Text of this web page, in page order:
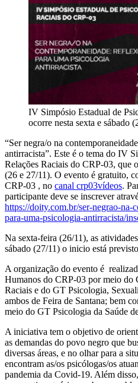
IV Simpósio Estadual de
ocorre nesta sexta e sábado
“Ser negra/o na
antirracista”. Este é o tema do IV
Relações Raciais do CRP-03, que
(26 e 27/11). O evento é gratuito,
CRP-03 , no canal crp03vídeos.
participante deve se inscrever
https://doity.com.br/ser-negrao-na-
para-uma-psicologia-antirracista/
Na sexta-feira (26/11), as
sábado (27/11) o inicio está
A organização do evento é
Humanos do CRP-03 por meio do
Raciais e do GT Psicologia,
ambos de Feira de Santana; bem
meio do GT Psicologia da Saúde
A iniciativa tem o objetivo de
as demandas do povo negro que
diversas áreas, e no olhar para a
encontram as/os psicólogas/os
pandemia da Covid-19. Além